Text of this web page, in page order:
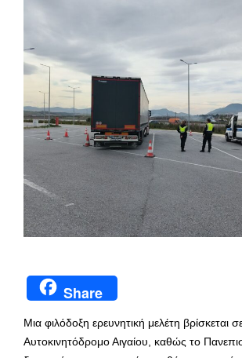
Share
Μια φιλόδοξη ερευνητική μελέτη βρίσκεται
Αυτοκινητόδρομο Αιγαίου, καθώς το